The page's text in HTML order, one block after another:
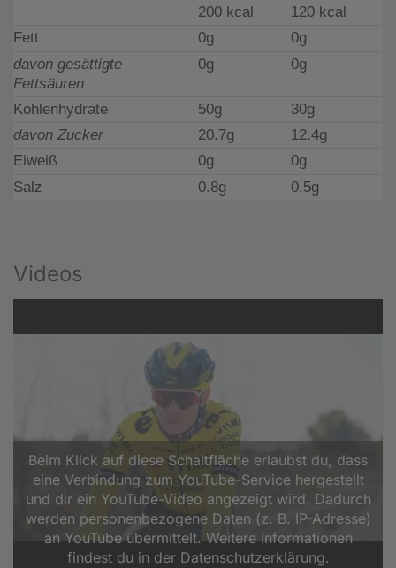
200 kcal
120 kcal
Fett
0g
0g
davon gesättigte
Fettsäuren
0g 0g
Kohlenhydrate 50g
30g
davon Zucker
20.7g
12.4g
Eiweiß
0g
0g
Salz
0.8g 0.5g
Videos
Beim Klick auf diese Schaltfläche erlaubst du, dass
eine Verbindung zum YouTube-Service hergestellt
und dir ein YouTube-Video angezeigt wird. Dadurch
werden personenbezogene Daten (z. B. IP-Adresse)
an YouTube übermittelt. Weitere Informationen
findest du in der Datenschutzerklärung.